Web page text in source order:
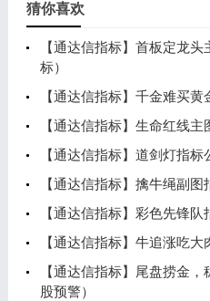
猜你喜欢
【通达信指标】首板定龙
标）
【通达信指标】千金难买黄
【通达信指标】生命红线
【通达信指标】道剑灯指标
【通达信指标】擒牛绳副图
【通达信指标】彩色先锋队
【通达信指标】牛追涨吃大
【通达信指标】尾盘捞金
股预警）